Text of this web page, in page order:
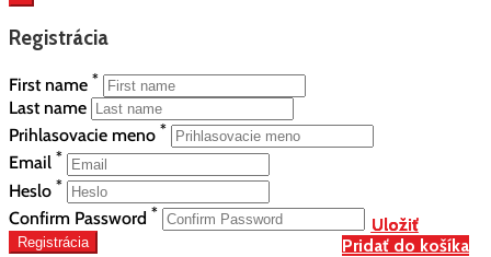
Uložiť
Pridať do košíka
Uložiť
Pridať do košíka
Uložiť
Pridať do košíka
Registrácia
First name *
Last name
Prihlasovacie meno *
Email *
Heslo *
Confirm Password *
Registrácia